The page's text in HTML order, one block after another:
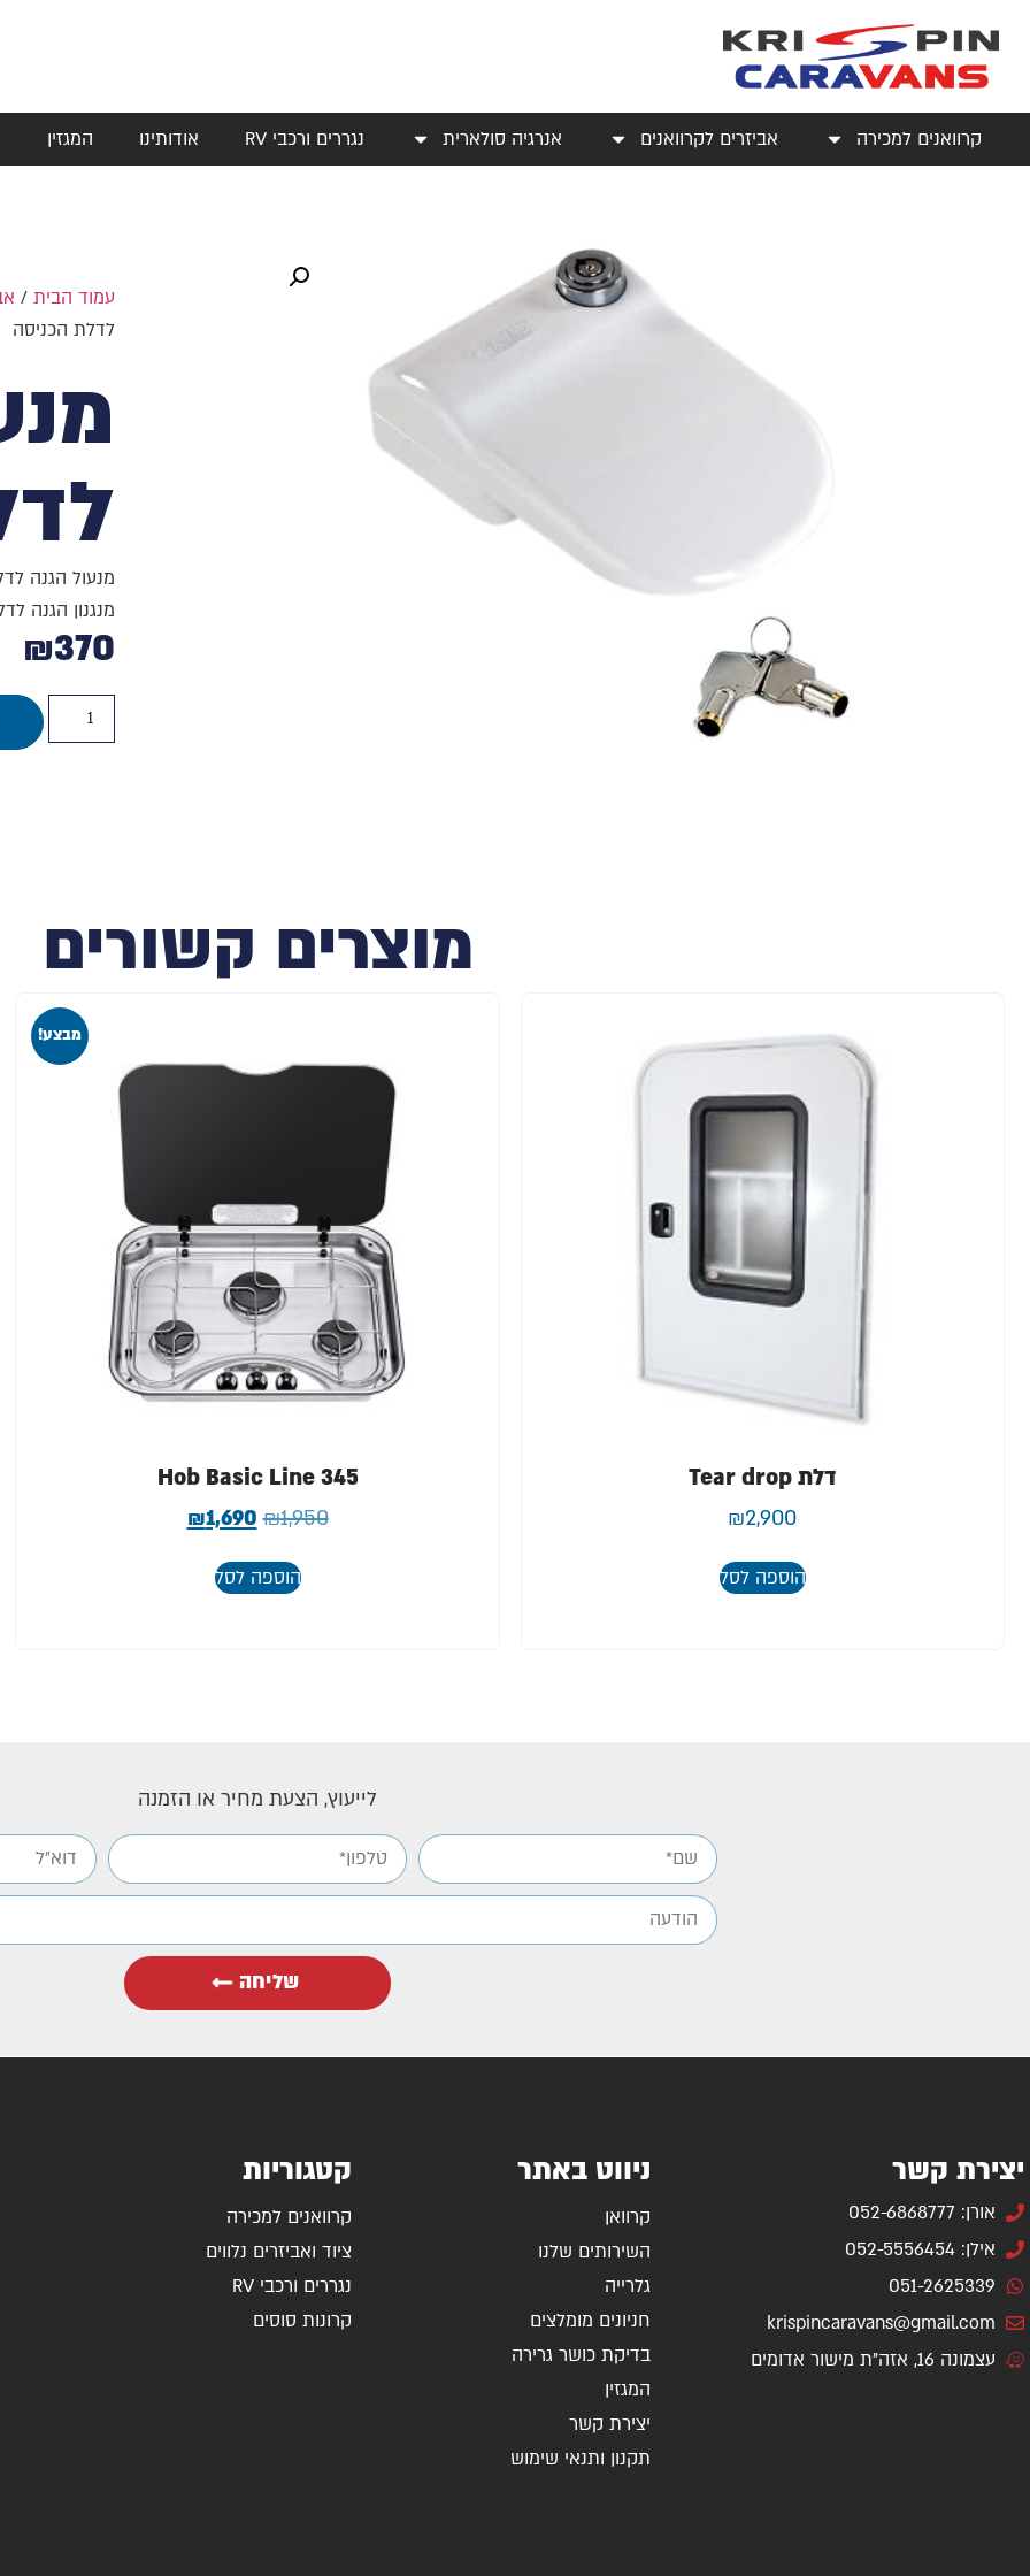
קרוואנים למכירה אביזרים לקרוואנים אנרגיה סולארית נגררים ורכבי RV אודותינו המגזין
עמוד הבית/
לדלת הכניסה
מנעול הגנה
מנגנון הגנה
₪370
מוצרים קשורים
דלת Tear drop
₪2,900
הוספה לסל
מבצע!
Hob Basic Line 345
₪1,950
₪1,690
הוספה לסל
לייעוץ, הצעת מחיר או הזמנה
שליחה
יצירת קשר
אורן: 052-6868777
אילן: 052-5556454
051-2625339
krispincaravans@gmail.com
עצמונה 16, אזה"ת מישור אדומים
ניווט באתר
קרוואן
השירותים שלנו
גלרייה
חניונים מומלצים
בדיקת כושר גרירה
המגזין
יצירת קשר
תקנון ותנאי שימוש
קטגוריות
קרוואנים למכירה
ציוד ואביזרים נלווים
נגררים ורכבי RV
קרונות סוסים